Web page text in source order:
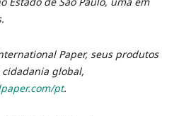
Paper, seus produtos
global,
pt.